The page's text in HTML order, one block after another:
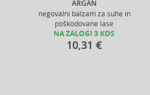
ARGAN
negovalni balzam za suhe in
poškodovane lase
NA ZALOGI 3 KOS
10,31 €